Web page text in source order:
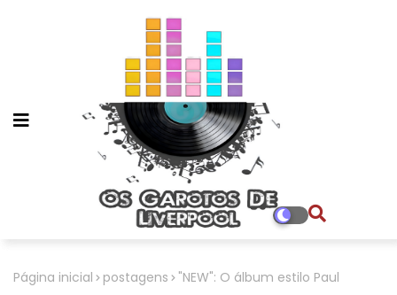
Página inicial postagens "NEW": O álbum estilo Paul